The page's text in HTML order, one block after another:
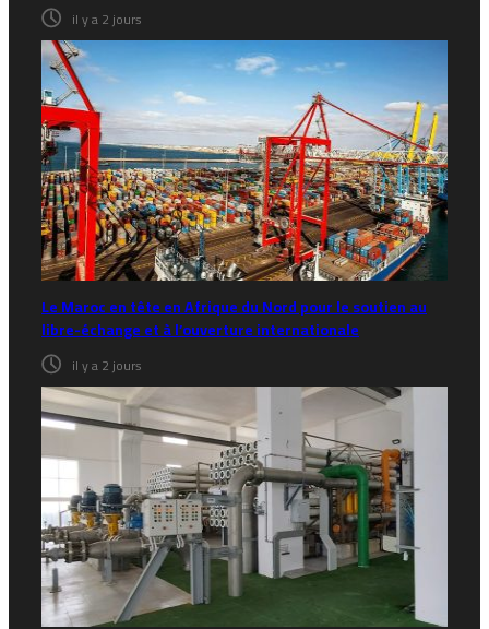
il y a 2 jours
Le Maroc en tête en Afrique du Nord pour le soutien au
libre-échange et à l’ouverture internationale
il y a 2 jours